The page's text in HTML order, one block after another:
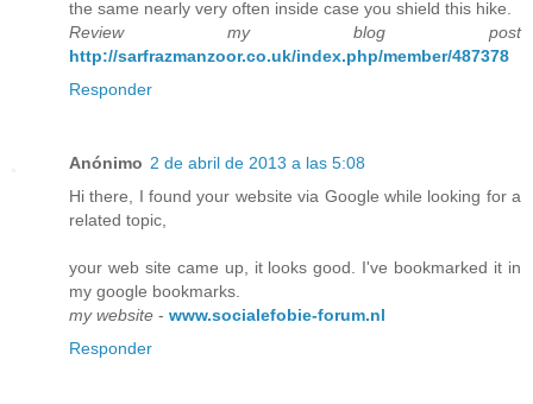
the same nearly very often inside case you shield this hike.
Review my blog post
http://sarfrazmanzoor.co.uk/index.php/member/487378
Responder
Anónimo 2 de abril de 2013 a las 5:08
Hi there, I found your website via Google while looking for a
related topic,
your web site came up, it looks good. I've bookmarked it in
my google bookmarks.
my website - www.socialefobie-forum.nl
Responder